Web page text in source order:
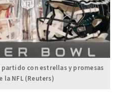
partido con estrellas y promesas
la NFL (Reuters)